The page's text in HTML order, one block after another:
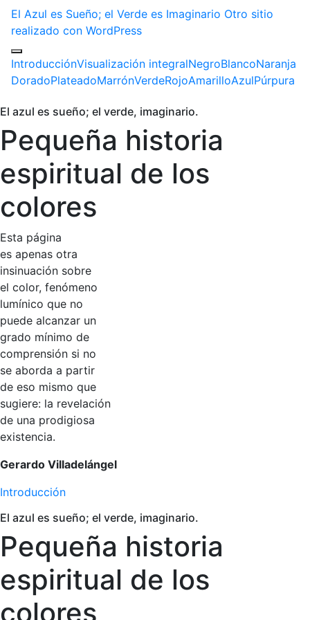
El Azul es Sueño; el Verde es Imaginario Otro sitio
realizado con WordPress
IntroducciónVisualización integralNegroBlancoNaranja
DoradoPlateadoMarrónVerdeRojoAmarilloAzulPúrpura
El azul es sueño; el verde, imaginario.
Pequeña historia
espiritual de los
colores
Esta página
es apenas otra
insinuación sobre
el color, fenómeno
lumínico que no
puede alcanzar un
grado mínimo de
comprensión si no
se aborda a partir
de eso mismo que
sugiere: la revelación
de una prodigiosa
existencia.
Gerardo Villadelángel
Introducción
El azul es sueño; el verde, imaginario.
Pequeña historia
espiritual de los
colores